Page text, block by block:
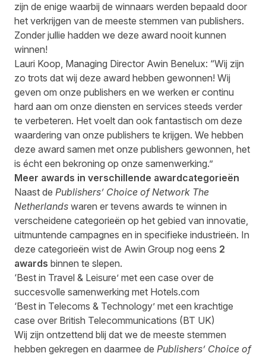
zijn de enige waarbij de winnaars werden bepaald door
het verkrijgen van de meeste stemmen van publishers.
Zonder jullie hadden we deze award nooit kunnen
winnen!
Lauri Koop, Managing Director Awin Benelux: “Wij zijn
zo trots dat wij deze award hebben gewonnen! Wij
geven om onze publishers en we werken er continu
hard aan om onze diensten en services steeds verder
te verbeteren. Het voelt dan ook fantastisch om deze
waardering van onze publishers te krijgen. We hebben
deze award samen met onze publishers gewonnen, het
is écht een bekroning op onze samenwerking.”
Meer awards in verschillende awardcategorieën
Naast de Publishers’ Choice of Network The
Netherlands waren er tevens awards te winnen in
verscheidene categorieën op het gebied van innovatie,
uitmuntende campagnes en in specifieke industrieën. In
deze categorieën wist de Awin Group nog eens 2
awards binnen te slepen.
‘Best in Travel & Leisure’ met een case over de
succesvolle samenwerking met Hotels.com
‘Best in Telecoms & Technology’ met een krachtige
case over British Telecommunications (BT UK)
Wij zijn ontzettend blij dat we de meeste stemmen
hebben gekregen en daarmee de Publishers’ Choice of